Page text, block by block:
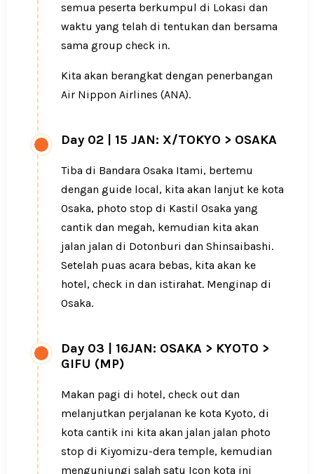
semua peserta berkumpul di Lokasi dan
waktu yang telah di tentukan dan bersama
sama group check in.
Kita akan berangkat dengan penerbangan
Air Nippon Airlines (ANA).
Day 02 15 JAN: X/TOKYO > OSAKA
Tiba di Bandara Osaka Itami, bertemu
dengan guide local, kita akan lanjut ke kota
Osaka, photo stop di Kastil Osaka yang
cantik dan megah, kemudian kita akan
jalan jalan di Dotonburi dan Shinsaibashi.
Setelah puas acara bebas, kita akan ke
hotel, check in dan istirahat. Menginap di
Osaka.
Day 03
16JAN: OSAKA > KYOTO >
GIFU (MP)
Makan pagi di hotel, check out dan
melanjutkan perjalanan ke kota Kyoto, di
kota cantik ini kita akan jalan jalan photo
stop di Kiyomizu-dera temple, kemudian
mengunjungi salah satu Icon kota ini